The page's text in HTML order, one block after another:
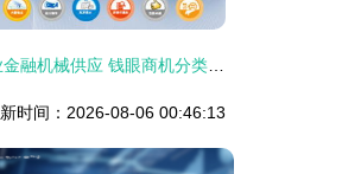
时间：2026-08-06 00:46:13